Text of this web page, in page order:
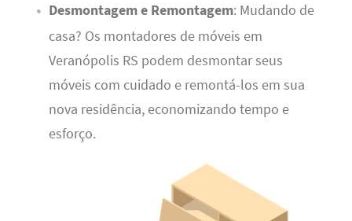
Desmontagem e Remontagem: Mudando de
casa? Os montadores de móveis em
Veranópolis RS podem desmontar seus
móveis com cuidado e remontá-los em sua
nova residência, economizando tempo e
esforço.